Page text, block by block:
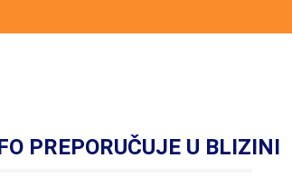
PREPORUČUJE U BLIZINI